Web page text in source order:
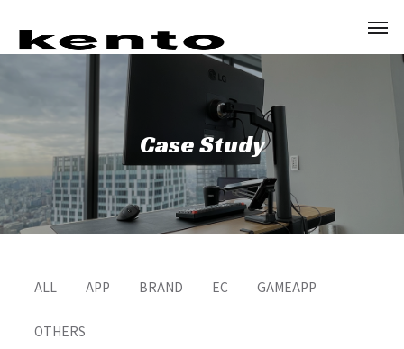
Case Study
ALL APP BRAND EC GAMEAPP
OTHERS